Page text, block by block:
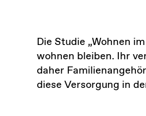
Die Studie „Wohnen
wohnen bleiben. Ihr
daher
diese Versorgung in